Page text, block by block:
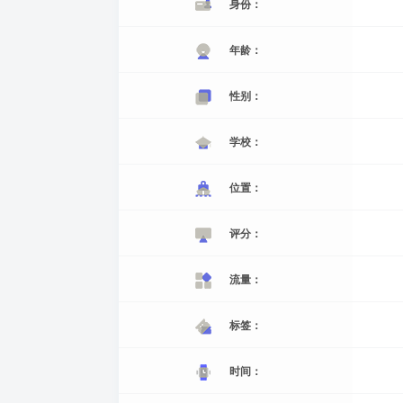
身份：
年龄：
性别：
学校：
位置：
评分：
流量：
标签：
时间：